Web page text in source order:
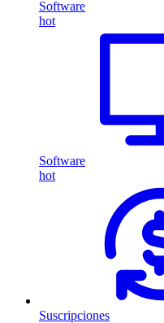
Software
hot
Software
hot
Suscripciones